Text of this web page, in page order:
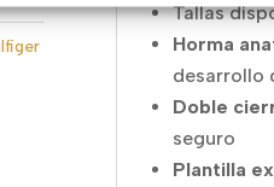
Tallas
Horma
desarrollo
Doble
seguro
Plantilla